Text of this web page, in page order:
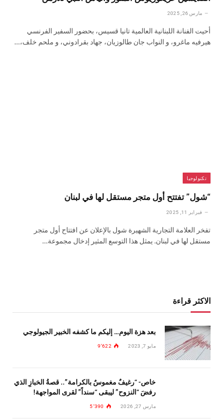
مارس 26, 2025
أحيت الفنانة اللبنانية العالمية تانيا قسيس، بحضور السفير الفرنسي
هيرفيه ماغرو، و النواب جان طالوزيان، جهاد بقرادوني، و ملحم خلف،…
تكنولوجيا
“شول” تفتتح أول متجر مستقل لها في لبنان
فبراير 11, 2025
تفخر العلامة التجارية الشهيرة شول بالإعلان عن افتتاح أول متجر
مستقل لها في لبنان. يمثل هذا التوسع المثير إدخال مجموعة…
الاكثر قراءة
بعد هزة اليوم… إليكم ما كشفه الخبير الجيولوجي
مايو 7, 2023 9٬622
خاص- “رغيفٌ مغموسٌ بالكرامة”.. قصةُ الخبازِ الذي
رفضَ “النزوح” ليبقى “سنداً” لقرى المواجهة!
مارس 27, 2026 5٬390